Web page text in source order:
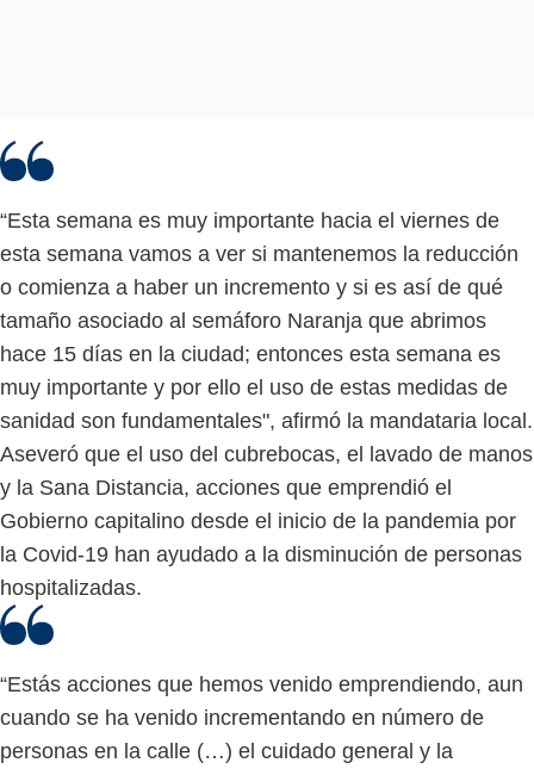
“Esta semana es muy importante hacia el viernes de
esta semana vamos a ver si mantenemos la reducción
o comienza a haber un incremento y si es así de qué
tamaño asociado al semáforo Naranja que abrimos
hace 15 días en la ciudad; entonces esta semana es
muy importante y por ello el uso de estas medidas de
sanidad son fundamentales", afirmó la mandataria local.
Aseveró que el uso del cubrebocas, el lavado de manos
y la Sana Distancia, acciones que emprendió el
Gobierno capitalino desde el inicio de la pandemia por
la Covid-19 han ayudado a la disminución de personas
hospitalizadas.
“Estás acciones que hemos venido emprendiendo, aun
cuando se ha venido incrementando en número de
personas en la calle (…) el cuidado general y la